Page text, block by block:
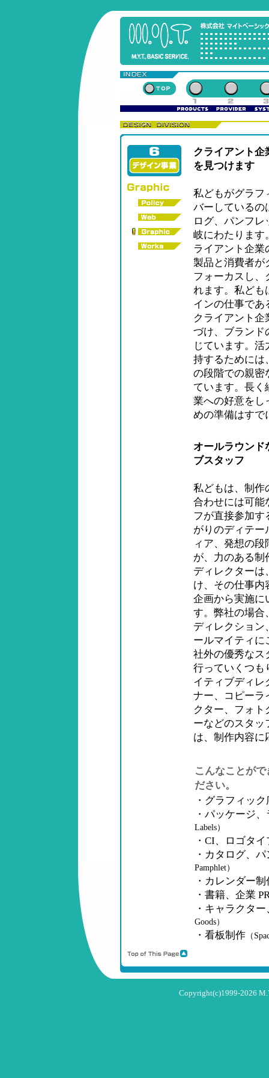
クライアント企
を見つけます
私どもがグラフ
バーしているの
ログ、パンフ
岐にわたります
ライアント企業
製品と消費者が
フォーカスし、
れます。私ども
インの仕事であ
クライアント
づけ、ブランド
じています。
持するためには
の段階での親密
ています。長く
業への好意をし
めの準備はすで
オールラウンド
ブスタッフ
私どもは、制作
合わせには可能
フが直接参加す
がりのディテー
ィア、発想の
が、力のある制
ディレクターは
け、その仕事内
企画から実施に
す。弊社の場合
ディレクション
ールマイティに
社外の優秀なス
行っていくつも
イティブディレ
ナー、コピーラ
クター、フォ
ーなどのスタッ
は、制作内容に
こんなことが
ださい。
・グラフィッ
・パッケージ
Labels）
・CI、ロゴタ
・カタログ、
Pamphlet）
・カレンダー制
・書籍、企業
・キャラクタ
Goods）
・看板制作 （
Copyright(c)1999-2026